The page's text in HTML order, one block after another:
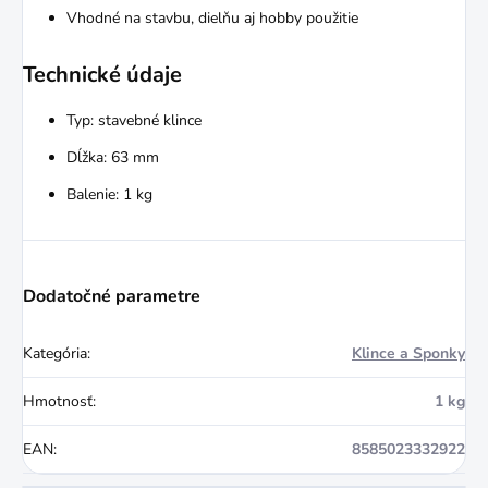
Vhodné na stavbu, dielňu aj hobby použitie
Technické údaje
Typ: stavebné klince
Dĺžka: 63 mm
Balenie: 1 kg
Dodatočné parametre
Kategória: Klince a Sponky
Hmotnosť: 1 kg
EAN: 8585023332922